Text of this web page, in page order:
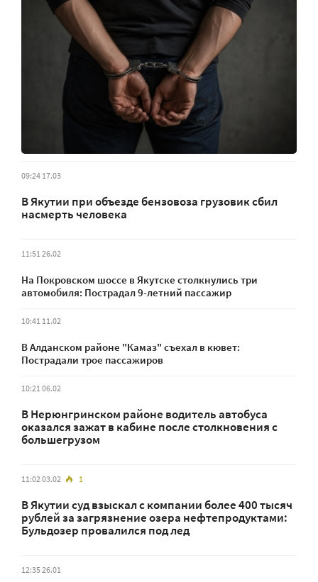
09:24 17.03
В Якутии при объезде бензовоза грузовик сбил
насмерть человека
11:51 26.02
На Покровском шоссе в Якутске столкнулись три
автомобиля: Пострадал 9-летний пассажир
10:41 11.02
В Алданском районе "Камаз" съехал в кювет:
Пострадали трое пассажиров
10:21 06.02
В Нерюнгринском районе водитель автобуса
оказался зажат в кабине после столкновения с
большегрузом
11:02 03.02 1
В Якутии суд взыскал с компании более 400 тысяч
рублей за загрязнение озера нефтепродуктами:
Бульдозер провалился под лед
12:35 26.01